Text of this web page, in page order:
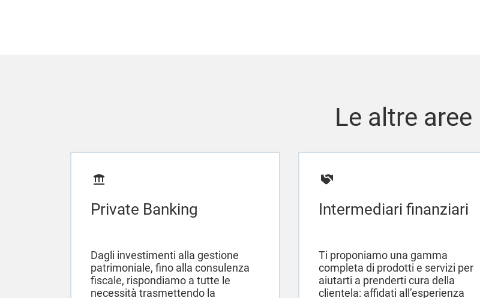
Le altre aree
Private Banking
Dagli investimenti alla gestione
patrimoniale, fino alla consulenza
fiscale, rispondiamo a tutte le
necessità trasmettendo la
Intermediari finanziari
Ti proponiamo una gamma
completa di prodotti e servizi per
aiutarti a prenderti cura della
clientela: affidati all’esperienza